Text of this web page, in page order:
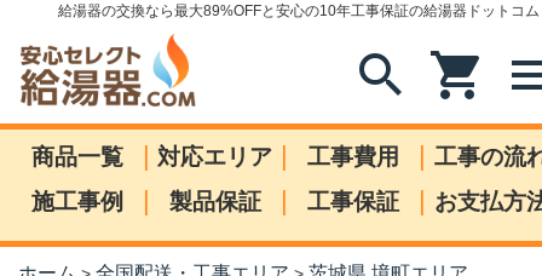
給湯器の交換なら最大89%OFFと安心の10年工事保証の給湯器ドットコム
search shopping_cart
商品一覧 | 対応エリア | 工事費用 | 工事の流
施工事例
| 製品保証 | 工事保証 | お支払方